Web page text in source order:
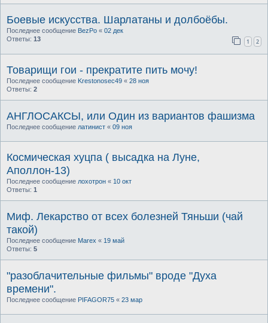
Боевые искусства. Шарлатаны и долбоёбы.
Последнее сообщение BezPo « 02 дек
Ответы: 13 1 2
Товарищи гои - прекратите пить мочу!
Последнее сообщение Krestonosec49 « 28 ноя
Ответы: 2
АНГЛОСАКСЫ, или Один из вариантов фашизма
Последнее сообщение латинист « 09 ноя
Космическая хуцпа ( высадка на Луне,
Аполлон-13)
Последнее сообщение лохотрон « 10 окт
Ответы: 1
Миф. Лекарство от всех болезней Тяньши (чай
такой)
Последнее сообщение Marex « 19 май
Ответы: 5
"разоблачительные фильмы" вроде "Духа
времени".
Последнее сообщение PIFAGOR75 « 23 мар